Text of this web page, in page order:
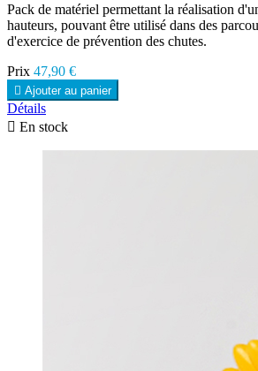
Pack de matériel permettant la réalisation
hauteurs, pouvant être utilisé dans des
d'exercice de prévention des chutes.
Prix 47,90 €
 Ajouter au panier
Détails
 En stock